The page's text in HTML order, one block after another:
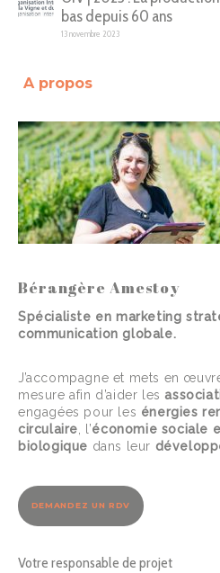
bas depuis 60 ans
13 novembre 2023
A propos
Bérangère Amestoy
Spécialiste en marketing
communication globale.
J’accompagne et mets en
mesure afin d’aider les
engagées pour les énergies
circulaire, l’économie sociale
biologique dans leur
DEMANDEZ UN RDV
Votre responsable de projet